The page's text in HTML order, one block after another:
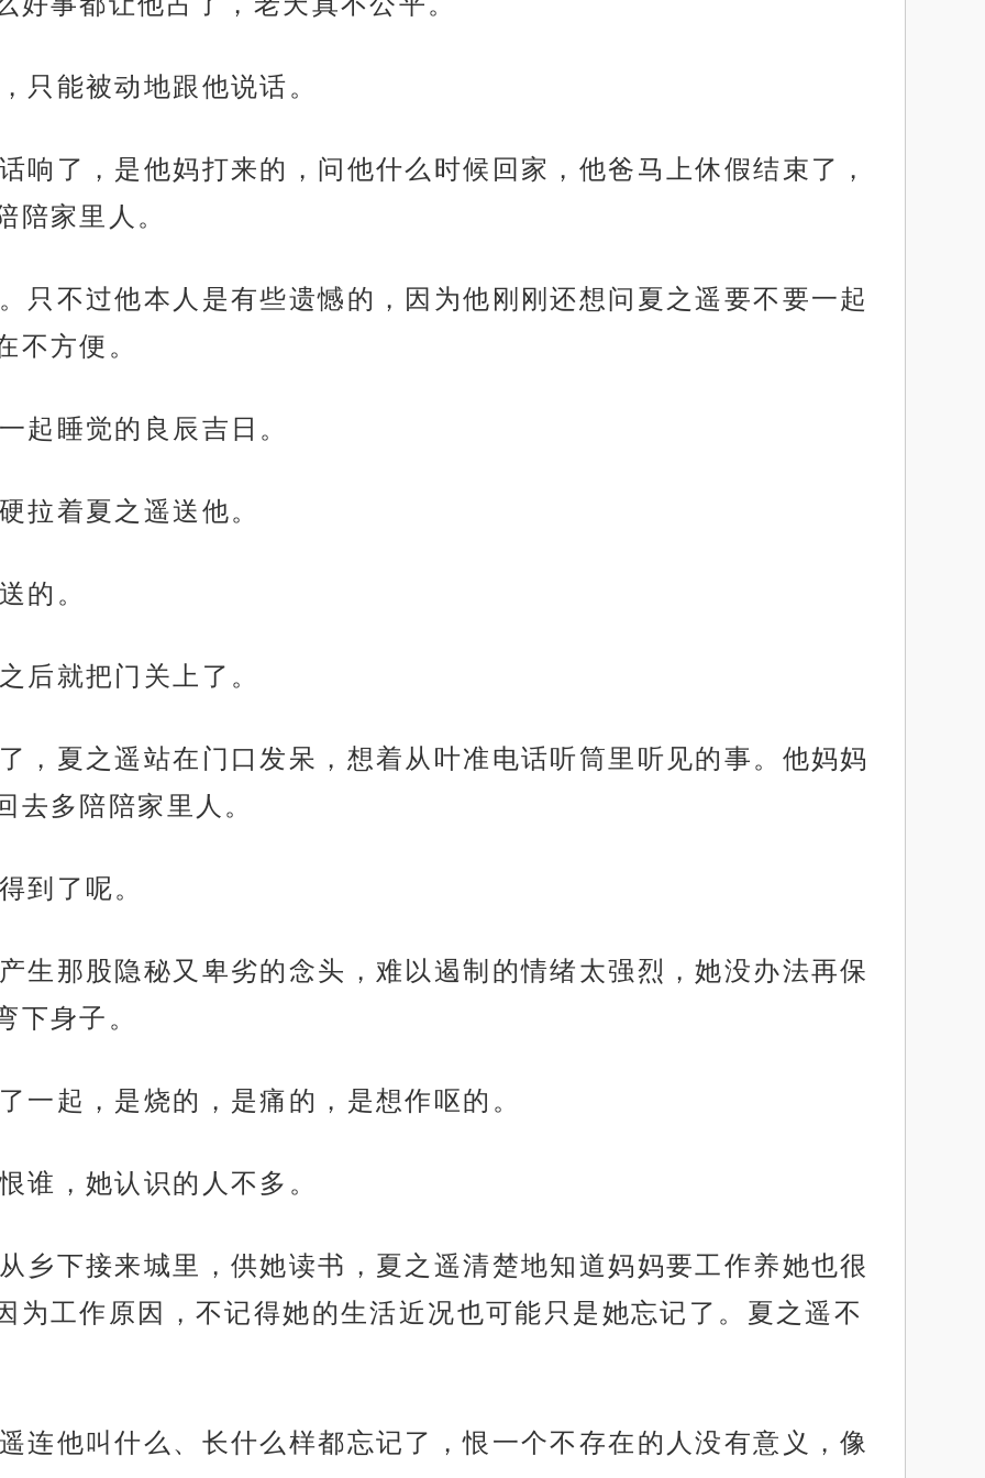
只能被动地跟他说话。
响了，是他妈打来的，问他什么时候回家，他爸马上休假结束了，
陪家里人。
只不过他本人是有些遗憾的，因为他刚刚还想问夏之遥要不要一起
不方便。
起睡觉的良辰吉日。
拉着夏之遥送他。
的。
后就把门关上了。
，夏之遥站在门口发呆，想着从叶准电话听筒里听见的事。他妈妈
去多陪陪家里人。
到了呢。
生那股隐秘又卑劣的念头，难以遏制的情绪太强烈，她没办法再保
下身子。
一起，是烧的，是痛的，是想作呕的。
谁，她认识的人不多。
乡下接来城里，供她读书，夏之遥清楚地知道妈妈要工作养她也很
为工作原因，不记得她的生活近况也可能只是她忘记了。夏之遥不
连他叫什么、长什么样都忘记了，恨一个不存在的人没有意义，像